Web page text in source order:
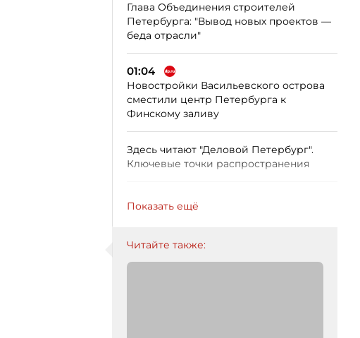
Глава Объединения строителей
Петербурга: "Вывод новых проектов —
беда отрасли"
01:04
Новостройки Васильевского острова
сместили центр Петербурга к
Финскому заливу
Здесь читают "Деловой Петербург".
Ключевые точки распространения
Показать ещё
Читайте также: